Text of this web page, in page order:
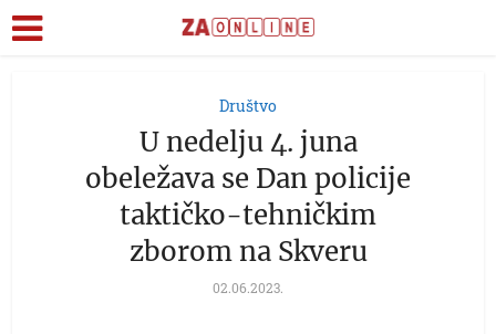
Društvo
U nedelju 4. juna
obeležava se Dan policije
taktičko-tehničkim
zborom na Skveru
02.06.2023.